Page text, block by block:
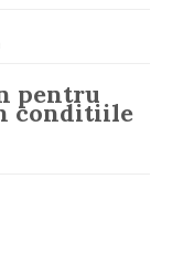
pentru
conditiile